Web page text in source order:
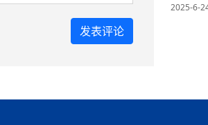
2025-6-